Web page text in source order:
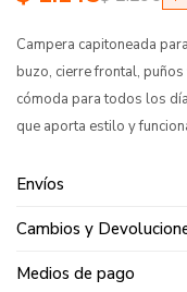
Campera capitoneada
buzo, cierre frontal,
cómoda para todos los
que aporta estilo y
Envíos
Cambios y
Medios de pago